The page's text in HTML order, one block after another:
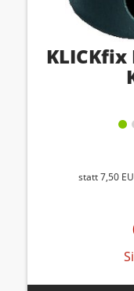
statt7,50